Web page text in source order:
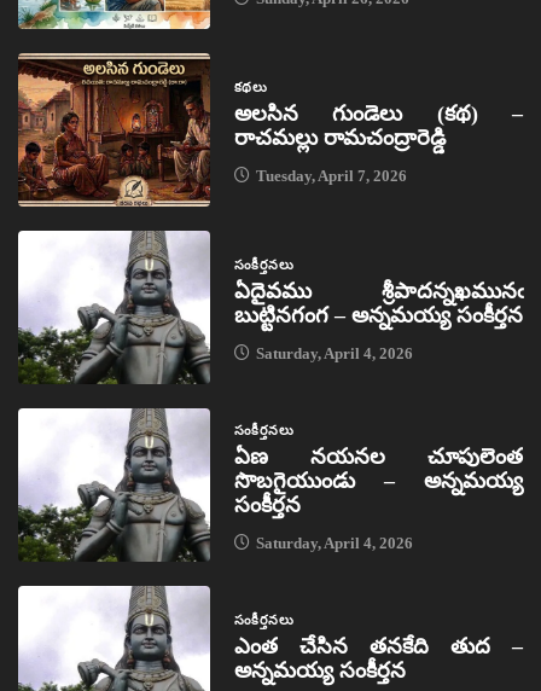
కథలు
అలసిన గుండెలు (కథ) –
రాచమల్లు రామచంద్రారెడ్డి
Tuesday, April 7, 2026
సంకీర్తనలు
ఏదైవము శ్రీపాదన్నఖమునఁ
బుట్టినగంగ – అన్నమయ్య సంకీర్తన
Saturday, April 4, 2026
సంకీర్తనలు
ఏణ నయనల చూపులెంత
సొబగైయుండు – అన్నమయ్య
సంకీర్తన
Saturday, April 4, 2026
సంకీర్తనలు
ఎంత చేసిన తనకేది తుద –
అన్నమయ్య సంకీర్తన